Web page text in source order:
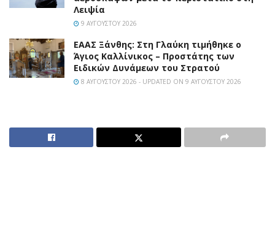
Λειψία
9 ΑΥΓΟΎΣΤΟΥ 2026
EAAΣ Ξάνθης: Στη Γλαύκη τιμήθηκε ο
Άγιος Καλλίνικος – Προστάτης των
Ειδικών Δυνάμεων του Στρατού
8 ΑΥΓΟΎΣΤΟΥ 2026 - UPDATED ON 9 ΑΥΓΟΎΣΤΟΥ 2026